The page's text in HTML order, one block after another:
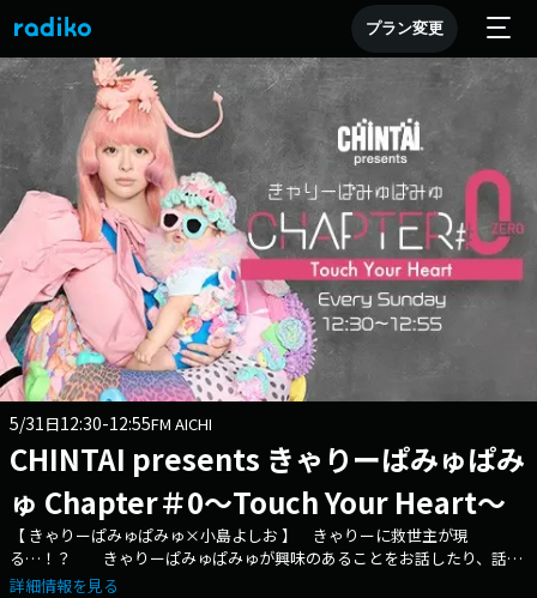
プラン変更
5/31 日12:30-12:55FM AICHI
CHINTAI presents きゃりーぱみゅぱみ
ゅ Chapter＃0～Touch Your Heart～
【 きゃりーぱみゅぱみゅ×小島よしお 】 きゃりーに救世主が現
る…！？ きゃりーぱみゅぱみゅが興味のあることをお話したり、話を
聞きたい方をゲストに迎えたりしながら、リスナーの皆さんと一緒に、人
詳細情報を見る